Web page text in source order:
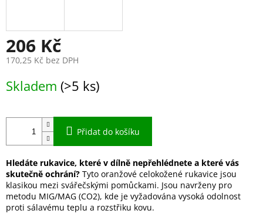
206 Kč
170,25 Kč bez DPH
cena:
Skladem (>5 ks)
Přidat do košíku
Hledáte rukavice, které v dílně nepřehlédnete a které vás
skutečně ochrání? Tyto oranžové celokožené rukavice jsou
klasikou mezi svářečskými pomůckami. Jsou navrženy pro
metodu MIG/MAG (CO2), kde je vyžadována vysoká odolnost
proti sálavému teplu a rozstřiku kovu.